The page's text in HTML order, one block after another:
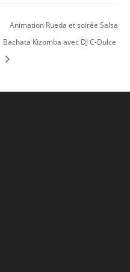
Animation Rueda et soirée Salsa
Bachata Kizomba avec DJ C-Dulce